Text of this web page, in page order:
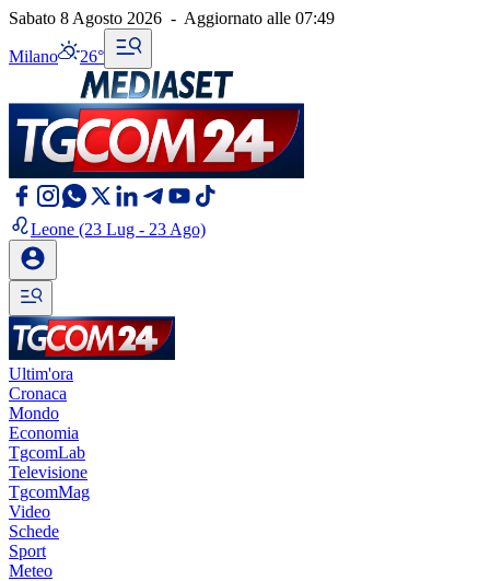
Sabato 8 Agosto 2026 - Aggiornato alle 07:49
Milano 26°
Leone (23 Lug - 23 Ago)
Ultim'ora
Cronaca
Mondo
Economia
TgcomLab
Televisione
TgcomMag
Video
Schede
Sport
Meteo